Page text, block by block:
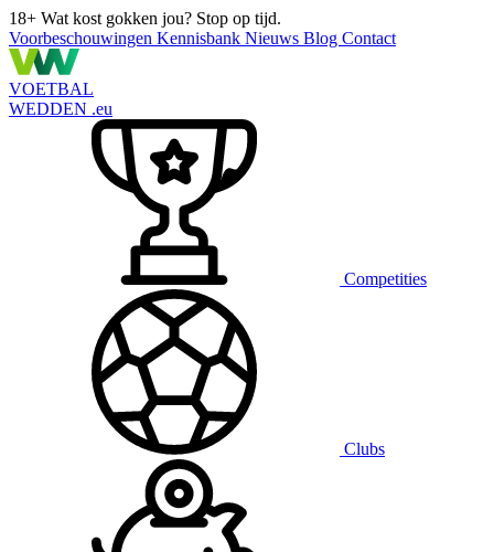
18+ Wat kost gokken jou? Stop op tijd.
Voorbeschouwingen Kennisbank Nieuws Blog Contact
VOETBAL
WEDDEN .eu
Competities
Clubs